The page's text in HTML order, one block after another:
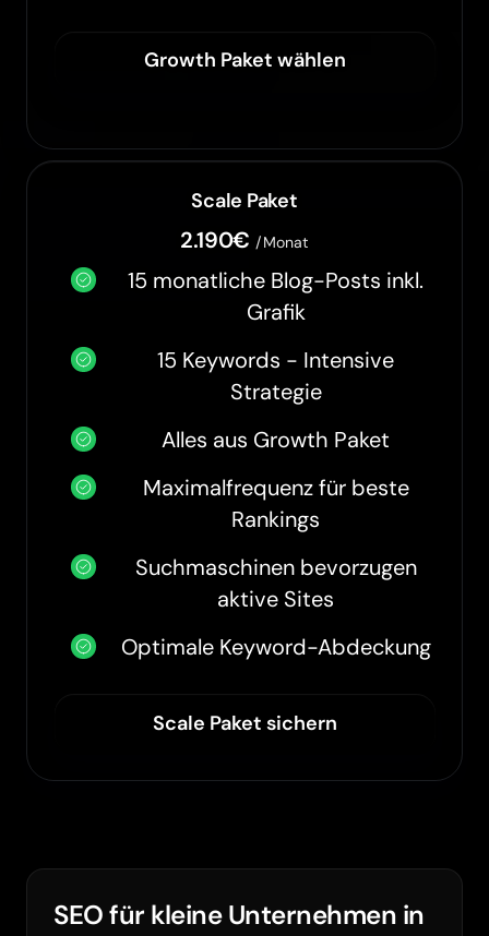
Growth Paket wählen
Scale Paket
2.190€ /Monat
15 monatliche Blog-Posts inkl.
Grafik
15 Keywords - Intensive
Strategie
Alles aus Growth Paket
Maximalfrequenz für beste
Rankings
Suchmaschinen bevorzugen
aktive Sites
Optimale Keyword-Abdeckung
Scale Paket sichern
SEO für kleine Unternehmen in